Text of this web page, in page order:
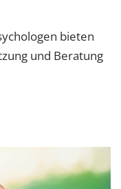
bieten
und Beratung